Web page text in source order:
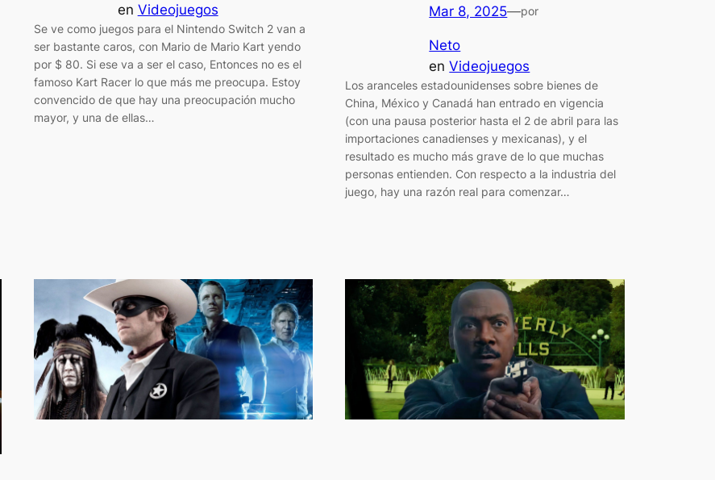
en Videojuegos
Se ve como juegos para el Nintendo Switch 2 van a
ser bastante caros, con Mario de Mario Kart yendo
por $ 80. Si ese va a ser el caso, Entonces no es el
famoso Kart Racer lo que más me preocupa. Estoy
convencido de que hay una preocupación mucho
mayor, y una de ellas…
Mar 8, 2025—por
Neto
enVideojuegos
Los aranceles estadounidenses sobre bienes de
China, México y Canadá han entrado en vigencia
(con una pausa posterior hasta el 2 de abril para las
importaciones canadienses y mexicanas), y el
resultado es mucho más grave de lo que muchas
personas entienden. Con respecto a la industria del
juego, hay una razón real para comenzar…